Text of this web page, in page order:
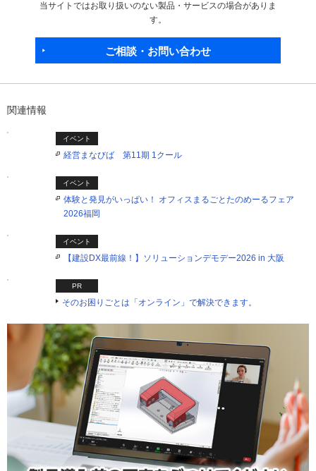
当サイトではお取り扱いのない製品・サービスの場合がありま
す。
ご相談・お問い合わせ
関連情報
イベント
経営まなびば 第11期 1クール
イベント
体験と発見がいっぱい！ オフィスまるごとたのめーるフェア
2026福岡
イベント
【建設DX最前線！】ソリューションデモデー2026 in 大阪
PR
そのお困りごとは「オンライン」で解決できます。